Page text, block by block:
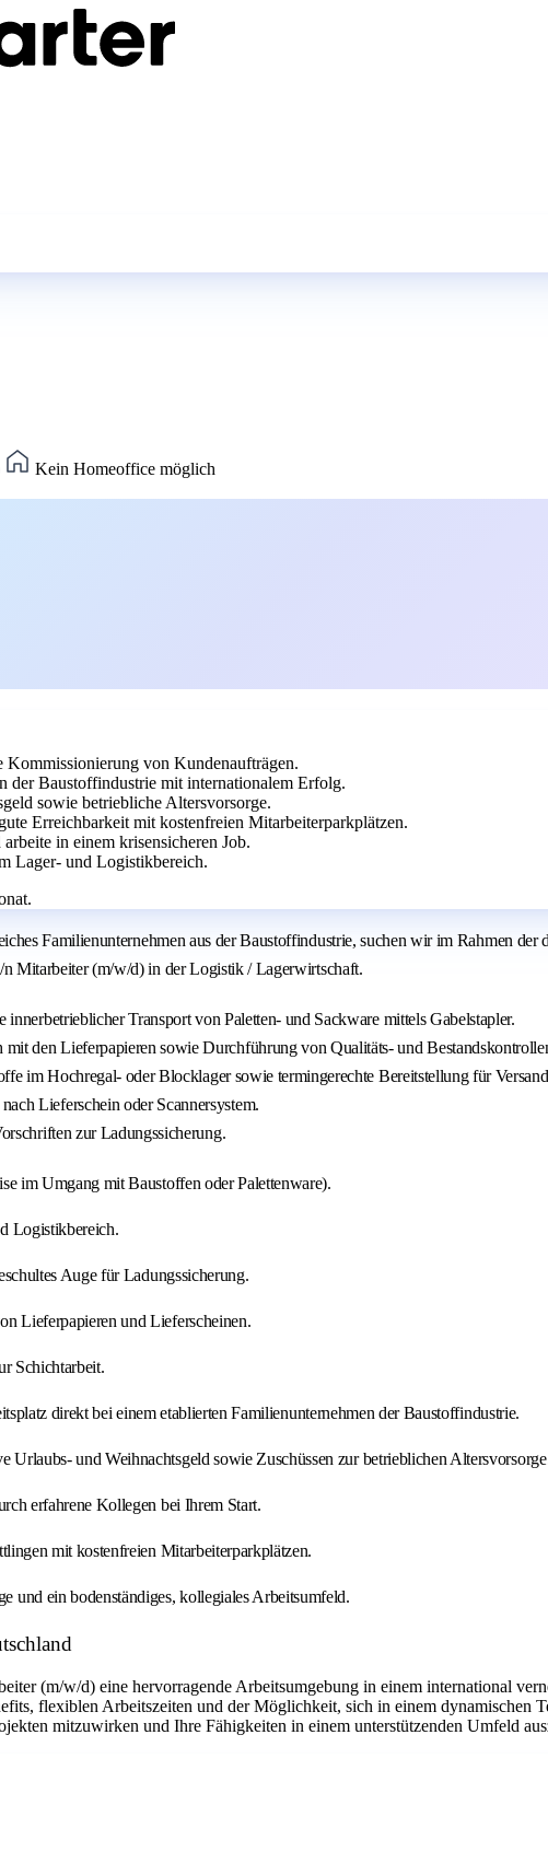
Kein Homeoffice möglich
von Kundenaufträgen.
der Baustoffindustrie mit internationalem Erfolg.
sowie betriebliche Altersvorsorge.
Erreichbarkeit mit kostenfreien Mitarbeiterparkplätzen.
in einem krisensicheren Job.
Lager- und Logistikbereich.
Familienunternehmen aus der Baustoffindustrie, suchen wir im Rahmen
Mitarbeiter (m/w/d) in der Logistik / Lagerwirtschaft.
Transport von Paletten- und Sackware mittels Gabelstapler.
den Lieferpapieren sowie Durchführung von Qualitäts- und
im Hochregal- oder Blocklager sowie termingerechte Bereitstellung für
Lieferschein oder Scannersystem.
zur Ladungssicherung.
im Umgang mit Baustoffen oder Palettenware).
Logistikbereich.
Auge für Ladungssicherung.
Lieferpapieren und Lieferscheinen.
Schichtarbeit.
direkt bei einem etablierten Familienunternehmen der Baustoffindustrie.
Urlaubs- und Weihnachtsgeld sowie Zuschüssen zur betrieblichen
erfahrene Kollegen bei Ihrem Start.
mit kostenfreien Mitarbeiterparkplätzen.
und ein bodenständiges, kollegiales Arbeitsumfeld.
(m/w/d) eine hervorragende Arbeitsumgebung in einem international
flexiblen Arbeitszeiten und der Möglichkeit, sich in einem dynamischen
mitzuwirken und Ihre Fähigkeiten in einem unterstützenden Umfeld